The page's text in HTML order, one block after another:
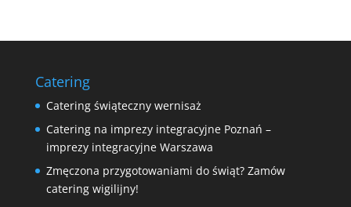
Catering
Catering świąteczny wernisaż
Catering na imprezy integracyjne Poznań –
imprezy integracyjne Warszawa
Zmęczona przygotowaniami do świąt? Zamów
catering wigilijny!